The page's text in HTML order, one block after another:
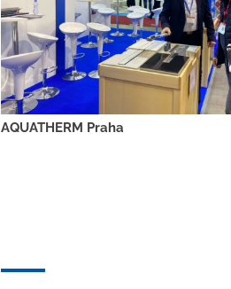
AQUATHERM Praha